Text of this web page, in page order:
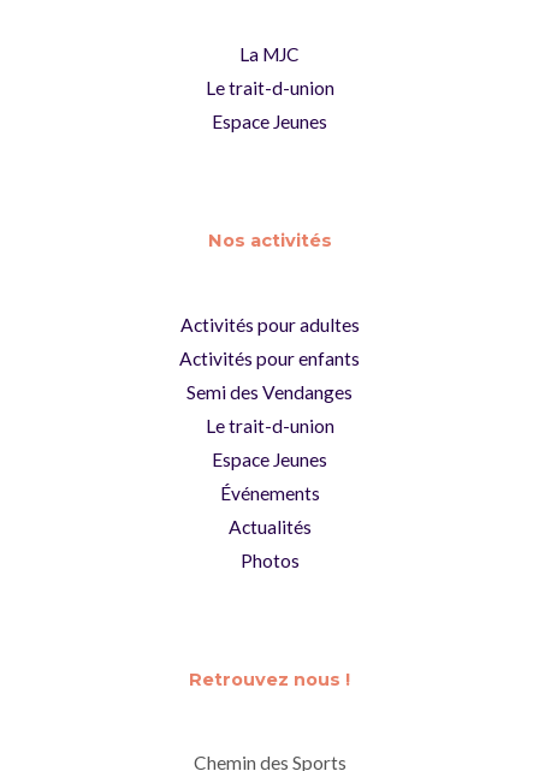
La MJC
Le trait-d-union
Espace Jeunes
Nos activités
Activités pour adultes
Activités pour enfants
Semi des Vendanges
Le trait-d-union
Espace Jeunes
Événements
Actualités
Photos
Retrouvez nous !
Chemin des Sports